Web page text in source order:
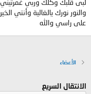
لبى قلبك وكلك وربي
والنور نورك يالغالية وأنتي
على راسي والله
الأعضاء
الانتقال السريع